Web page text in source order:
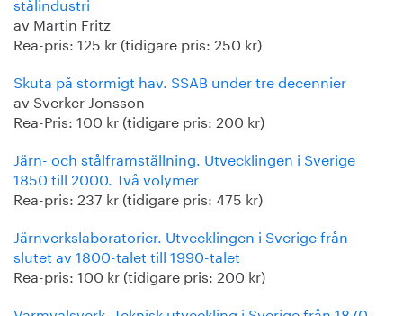
av Martin Fritz
Rea-pris: 125 kr (tidigare pris: 250 kr)
Skuta på stormigt hav. SSAB under tre decennier
av Sverker Jonsson
Rea-Pris: 100 kr (tidigare pris: 200 kr)
Järn- och stålframställning. Utvecklingen i Sverige
1850 till 2000. Två volymer
Rea-pris: 237 kr (tidigare pris: 475 kr)
Järnverkslaboratorier. Utvecklingen i Sverige från
slutet av 1800-talet till 1990-talet
Rea-pris: 100 kr (tidigare pris: 200 kr)